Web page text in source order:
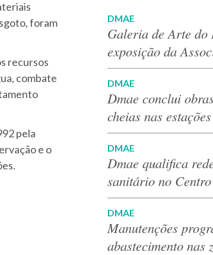
foram
recursos
combate
pela
e o
DMAE
Galeria de Arte do
exposição da
DMAE
Dmae conclui
cheias nas
DMAE
Dmae qualifica
sanitário no
DMAE
Manutenções
abastecimento nas